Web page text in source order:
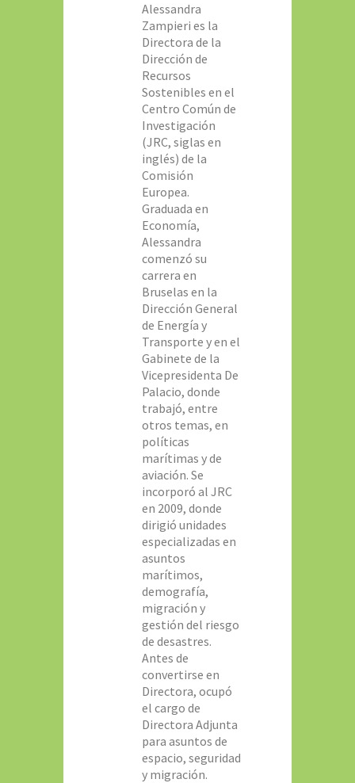
Alessandra
Zampieri es la
Directora de la
Dirección de
Recursos
Sostenibles en el
Centro Común de
Investigación
(JRC, siglas en
inglés) de la
Comisión
Europea.
Graduada en
Economía,
Alessandra
comenzó su
carrera en
Bruselas en la
Dirección General
de Energía y
Transporte y en el
Gabinete de la
Vicepresidenta De
Palacio, donde
trabajó, entre
otros temas, en
políticas
marítimas y de
aviación. Se
incorporó al JRC
en 2009, donde
dirigió unidades
especializadas en
asuntos
marítimos,
demografía,
migración y
gestión del riesgo
de desastres.
Antes de
convertirse en
Directora, ocupó
el cargo de
Directora Adjunta
para asuntos de
espacio, seguridad
y migración.